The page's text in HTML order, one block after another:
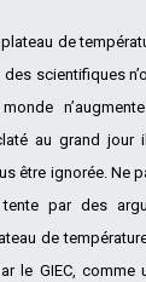
de
scientifiques
au grand
être ignorée. Ne
par des
de
le GIEC, comme